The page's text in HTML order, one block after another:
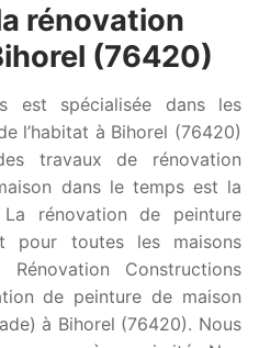
rénovation
(76420)
est spécialisée dans les
l’habitat à Bihorel (76420)
travaux de rénovation
dans le temps est la
rénovation de peinture
pour toutes les maisons
Constructions
de peinture de maison
à Bihorel (76420). Nous